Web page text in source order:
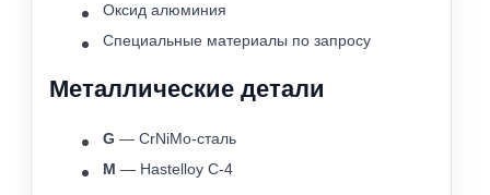
Оксид алюминия
Специальные материалы по запросу
Металлические детали
G — CrNiMo-сталь
M — Hastelloy C-4